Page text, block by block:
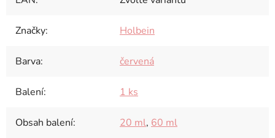
Značky: Holbein
Barva: červená
Balení: 1 ks
Obsah balení: 20 ml, 60 ml